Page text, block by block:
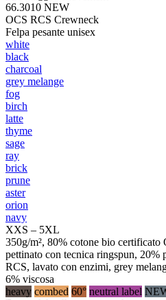
66.3010 NEW
OCS RCS Crewneck
Felpa pesante unisex
white
black
charcoal
grey melange
fog
birch
latte
thyme
sage
ray
brick
prune
aster
orion
navy
XXS – 5XL
350g/m², 80% cotone bio certificato
pettinato con tecnica ringspun, 20%
RCS, lavato con enzimi, grey
6% viscosa
heavy combed 60° neutral label